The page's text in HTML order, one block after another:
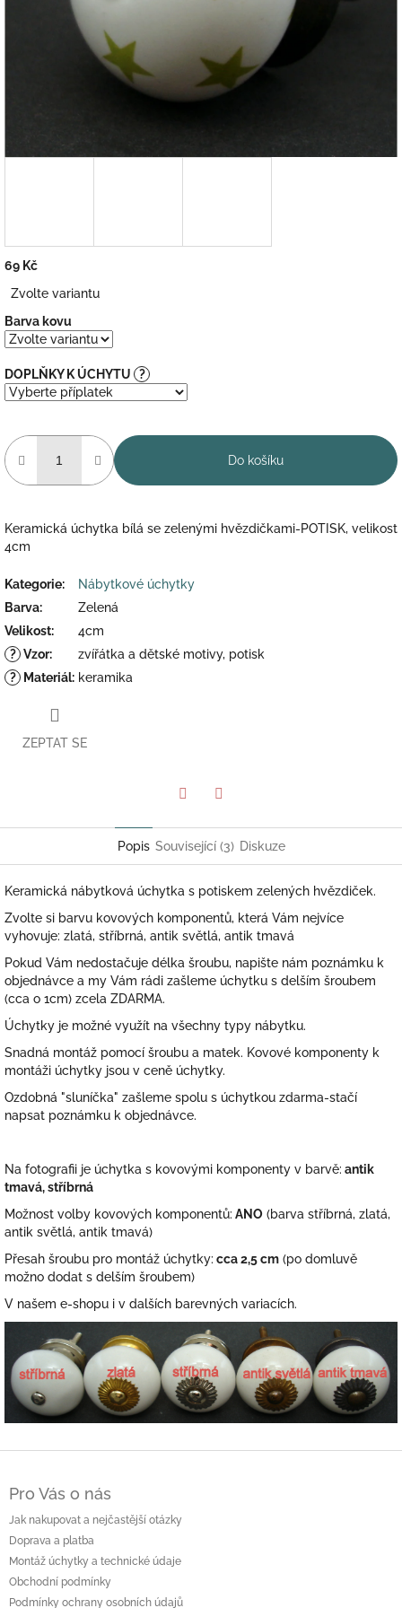
69 Kč
cena:
Zvolte variantu
Barva kovu
DOPLŇKY K ÚCHYTU ?
Do košíku
Keramická úchytka bílá se zelenými hvězdičkami-POTISK, velikost
4cm
Kategorie:
Nábytkové úchytky
Barva:
Zelená
Velikost:
4cm
? Vzor:
zvířátka a dětské motivy, potisk
?
Materiál: keramika
ZEPTAT SE
Popis Související (3) Diskuze
Keramická nábytková úchytka s potiskem zelených hvězdiček.
Zvolte si barvu kovových komponentů, která Vám nejvíce
vyhovuje: zlatá, stříbrná, antik světlá, antik tmavá
Pokud Vám nedostačuje délka šroubu, napište nám poznámku k
objednávce a my Vám rádi zašleme úchytku s delším šroubem
(cca o 1cm) zcela ZDARMA.
Úchytky je možné využít na všechny typy nábytku.
Snadná montáž pomocí šroubu a matek. Kovové komponenty k
montáži úchytky jsou v ceně úchytky.
Ozdobná "sluníčka" zašleme spolu s úchytkou zdarma-stačí
napsat poznámku k objednávce.
Na fotografii je úchytka s kovovými komponenty v barvě: antik
tmavá, stříbrná
Možnost volby kovových komponentů: ANO (barva stříbrná, zlatá,
antik světlá, antik tmavá)
Přesah šroubu pro montáž úchytky: cca 2,5 cm (po domluvě
možno dodat s delším šroubem)
V našem e-shopu i v dalších barevných variacích.
Pro Vás o nás
Jak nakupovat a nejčastější otázky
Doprava a platba
Montáž úchytky a technické údaje
Obchodní podmínky
Podmínky ochrany osobních údajů